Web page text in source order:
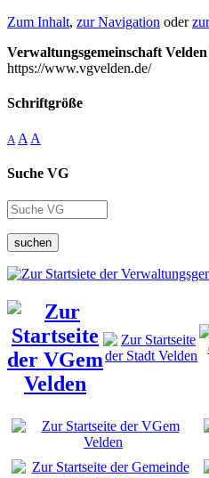
Zum Inhalt, zur Navigation oder
Verwaltungsgemeinschaft Velden
https://www.vgvelden.de/
Schriftgröße
A A A
Suche VG
suchen